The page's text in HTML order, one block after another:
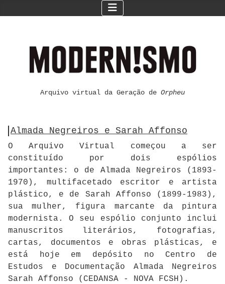
Arquivo virtual da Geração de Orpheu
Almada Negreiros e Sarah Affonso
O Arquivo Virtual começou a ser
constituído por dois espólios
importantes: o de Almada Negreiros (1893-
1970), multifacetado escritor e artista
plástico, e de Sarah Affonso (1899-1983),
sua mulher, figura marcante da pintura
modernista. O seu espólio conjunto inclui
manuscritos literários, fotografias,
cartas, documentos e obras plásticas, e
está hoje em depósito no Centro de
Estudos e Documentação Almada Negreiros
Sarah Affonso (CEDANSA - NOVA FCSH).